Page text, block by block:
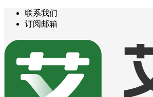
联系我们
订阅邮箱